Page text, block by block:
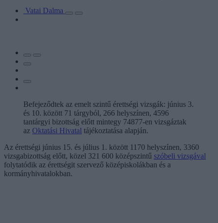
Vatai Dalma
Befejeződtek az emelt szintű érettségi vizsgák: június 3.
és 10. között 71 tárgyból, 266 helyszínen, 4596
tantárgyi bizottság előtt mintegy 74877-en vizsgáztak
az Oktatási Hivatal tájékoztatása alapján.
Az érettségi június 15. és július 1. között 1170 helyszínen, 3360
vizsgabizottság előtt, közel 321 600 középszintű szóbeli vizsgával
folytatódik az érettségit szervező középiskolákban és a
kormányhivatalokban.